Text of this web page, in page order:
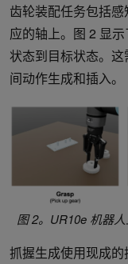
齿轮装配任务包括
应的轴上。图 2 显
状态到目标状态。
间动作生成和插入。
图 2。UR10e 机器
抓握生成使用现成